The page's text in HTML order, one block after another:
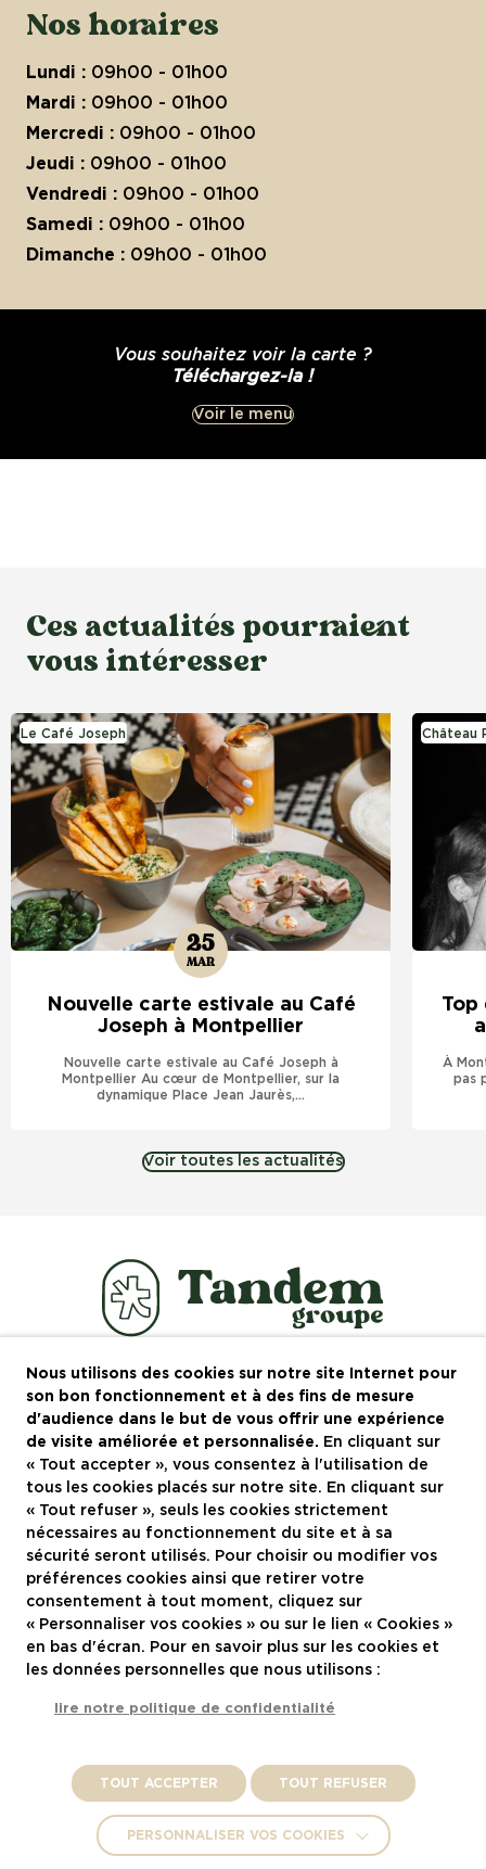
Nos horaires
Lundi : 09h00 - 01h00
Mardi : 09h00 - 01h00
Mercredi : 09h00 - 01h00
Jeudi : 09h00 - 01h00
Vendredi : 09h00 - 01h00
Samedi : 09h00 - 01h00
Dimanche : 09h00 - 01h00
Vous souhaitez voir la carte ?
Téléchargez-la !
Voir le menu
Ces actualités pourraient
vous intéresser
Le Café Joseph
25
MAR
Nouvelle carte estivale au Café
Joseph à Montpellier
Nouvelle carte estivale au Café Joseph à
Montpellier Au cœur de Montpellier, sur la
dynamique Place Jean Jaurès,...
Château
Top
À
pas
Voir toutes les actualités
Le groupe
Recrutement
Actualités
Contactez-nous
Restaurants à Montpellier
Nous rejoindre
Mentions légales
Politique de confidentialité et vie privée
Crédits :La Jungle
Nous utilisons des cookies sur notre site Internet pour
son bon fonctionnement et à des fins de mesure
d'audience dans le but de vous offrir une expérience
de visite améliorée et personnalisée. En cliquant sur
« Tout accepter », vous consentez à l'utilisation de
tous les cookies placés sur notre site. En cliquant sur
« Tout refuser », seuls les cookies strictement
nécessaires au fonctionnement du site et à sa
sécurité seront utilisés. Pour choisir ou modifier vos
préférences cookies ainsi que retirer votre
consentement à tout moment, cliquez sur
« Personnaliser vos cookies » ou sur le lien « Cookies »
en bas d'écran. Pour en savoir plus sur les cookies et
les données personnelles que nous utilisons :
lire notre politique de confidentialité
TOUT ACCEPTER TOUT REFUSER
PERSONNALISER VOS COOKIES